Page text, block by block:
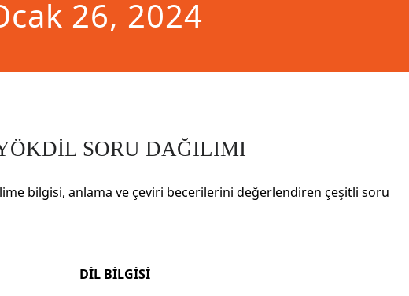
26, 2024
SORU DAĞILIMI
bilgisi, anlama ve çeviri becerilerini değerlendiren çeşitli soru
DİL BİLGİSİ